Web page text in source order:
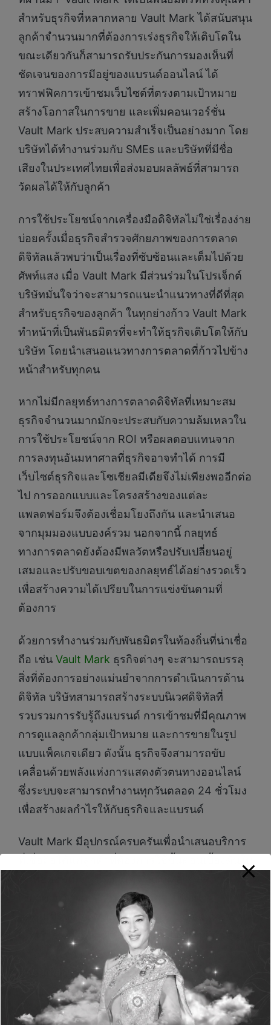
สำหรับธุรกิจที่หลากหลาย Vault Mark ได้สนับสนุน
ลูกค้าจำนวนมากที่ต้องการเร่งธุรกิจให้เติบโตใน
ขณะเดียวกันก็สามารถรับประกันการมองเห็นที่
ชัดเจนของการมีอยู่ของแบรนด์ออนไลน์ ได้
ทราฟฟิคการเข้าชมเว็บไซต์ที่ตรงตามเป้าหมาย
สร้างโอกาสในการขาย และเพิ่มคอนเวอร์ชั่น
Vault Mark ประสบความสำเร็จเป็นอย่างมาก โดย
บริษัทได้ทำงานร่วมกับ SMEs และบริษัทที่มีชื่อ
เสียงในประเทศไทยเพื่อส่งมอบผลลัพธ์ที่สามารถ
วัดผลได้ให้กับลูกค้า
การใช้ประโยชน์จากเครื่องมือดิจิทัลไม่ใช่เรื่องง่าย
บ่อยครั้งเมื่อธุรกิจสำรวจศักยภาพของการตลาด
ดิจิทัลแล้วพบว่าเป็นเรื่องที่ซับซ้อนและเต็มไปด้วย
ศัพท์แสง เมื่อ Vault Mark มีส่วนร่วมในโปรเจ็กต์
บริษัทมั่นใจว่าจะสามารถแนะนำแนวทางที่ดีที่สุด
สำหรับธุรกิจของลูกค้า ในทุกย่างก้าว Vault Mark
ทำหน้าที่เป็นพันธมิตรที่จะทำให้ธุรกิจเติบโตให้กับ
บริษัท โดยนำเสนอแนวทางการตลาดที่ก้าวไปข้าง
หน้าสำหรับทุกคน
หากไม่มีกลยุทธ์ทางการตลาดดิจิทัลที่เหมาะสม
ธุรกิจจำนวนมากมักจะประสบกับความล้มเหลวใน
การใช้ประโยชน์จาก ROI หรือผลตอบแทนจาก
การลงทุนอันมหาศาลที่ธุรกิจอาจทำได้ การมี
เว็บไซต์ธุรกิจและโซเชียลมีเดียจึงไม่เพียงพออีกต่อ
ไป การออกแบบและโครงสร้างของแต่ละ
แพลตฟอร์มจึงต้องเชื่อมโยงถึงกัน และนำเสนอ
จากมุมมองแบบองค์รวม นอกจากนี้ กลยุทธ์
ทางการตลาดยังต้องมีพลวัตหรือปรับเปลี่ยนอยู่
เสมอและปรับขอบเขตของกลยุทธ์ได้อย่างรวดเร็ว
เพื่อสร้างความได้เปรียบในการแข่งขันตามที่
ต้องการ
ด้วยการทำงานร่วมกับพันธมิตรในท้องถิ่นที่น่าเชื่อ
ถือ เช่น Vault Mark ธุรกิจต่างๆ จะสามารถบรรลุ
สิ่งที่ต้องการอย่างแม่นยำจากการดำเนินการด้าน
ดิจิทัล บริษัทสามารถสร้างระบบนิเวศดิจิทัลที่
รวบรวมการรับรู้ถึงแบรนด์ การเข้าชมที่มีคุณภาพ
การดูแลลูกค้ากลุ่มเป้าหมาย และการขายในรูป
แบบแพ็คเกจเดียว ดังนั้น ธุรกิจจึงสามารถขับ
เคลื่อนด้วยพลังแห่งการแสดงตัวตนทางออนไลน์
ซึ่งระบบจะสามารถทำงานทุกวันตลอด 24 ชั่วโมง
เพื่อสร้างผลกำไรให้กับธุรกิจและแบรนด์
Vault Mark มีอุปกรณ์ครบครันเพื่อนำเสนอบริการ
เชี่ยวชาญและประสบการณ์ในการพัฒนา
อีคอมเมิร์ซด้วย Magento, Big Commerce, Woo
Commerce, Shopify และอื่นๆ พวกเขารู้วิธีที่จะ
ทำให้มั่นใจว่าบริษัทจะเติบโตด้วยการตลาด
อีคอมเมิร์ซตามประสิทธิภาพ เทคนิคในการส่ง
เสริมผลิตภัณฑ์และการเพิ่มประสิทธิภาพอัตรา
Conversion ได้นำผลลัพธ์ที่ยอดเยี่ยมมาสู่ลูกค้า